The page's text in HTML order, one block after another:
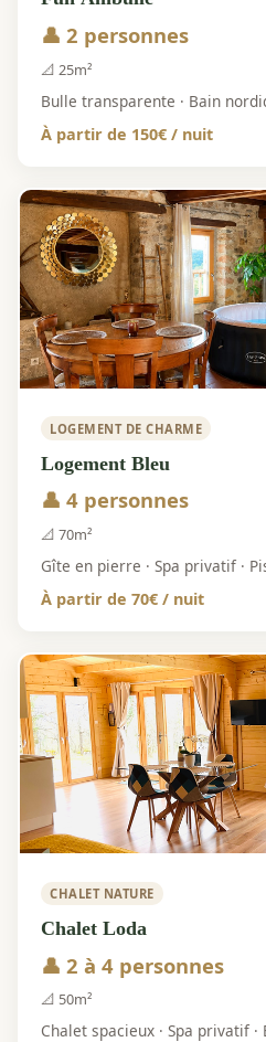
👤 2 personnes
📐 25m²
Bulle transparente · Bain
À partir de 150€ / nuit
LOGEMENT DE CHARME
Logement Bleu
👤 4 personnes
📐 70m²
Gîte en pierre · Spa privatif ·
À partir de 70€ / nuit
CHALET NATURE
Chalet Loda
👤 2 à 4 personnes
📐 50m²
Chalet spacieux · Spa privatif ·